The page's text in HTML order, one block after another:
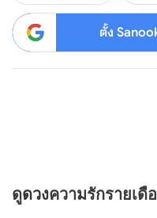
ตั้ง
ดูดวงความรักรายเดื